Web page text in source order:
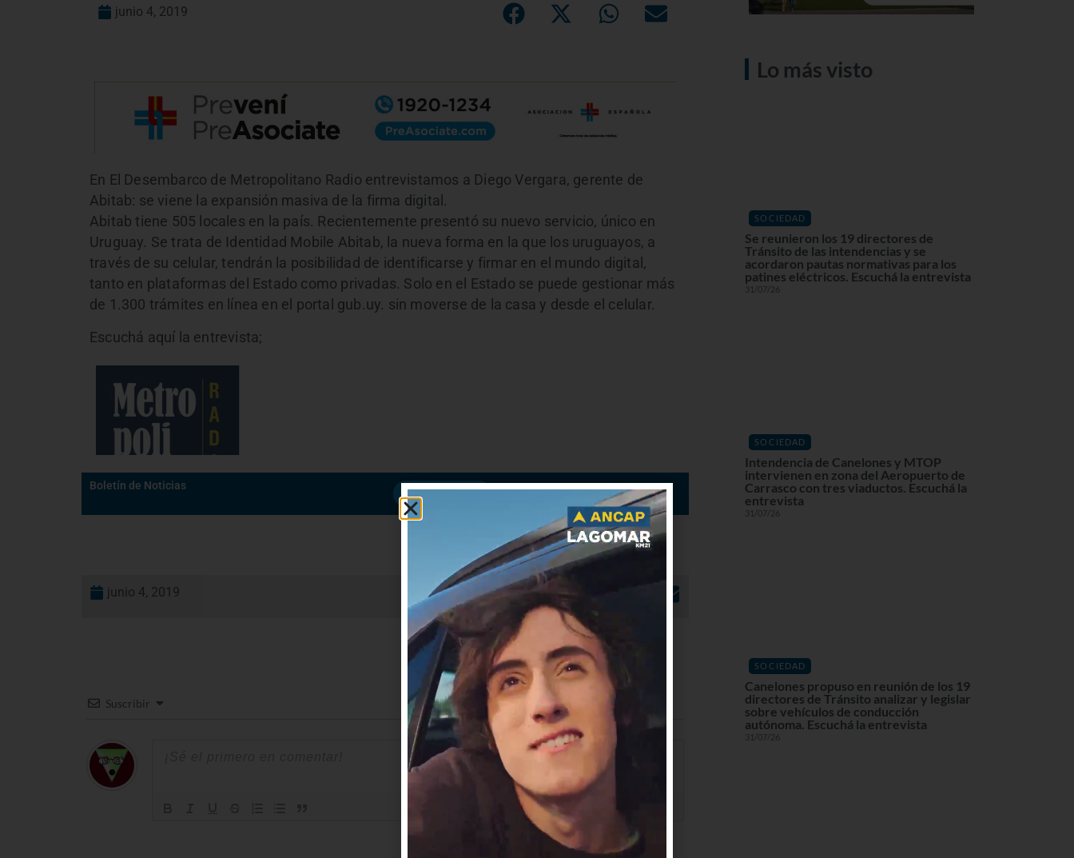
junio 4, 2019
En El Desembarco de Metropolitano Radio entrevistamos a Diego Vergara, gerente de
Abitab: se viene la expansión masiva de la firma digital.
Abitab tiene 505 locales en la país. Recientemente presentó su nuevo servicio, único en
Uruguay. Se trata de Identidad Mobile Abitab, la nueva forma en la que los uruguayos, a
través de su celular, tendrán la posibilidad de identificarse y firmar en el mundo digital,
tanto en plataformas del Estado como privadas. Solo en el Estado se puede gestionar más
de 1.300 trámites en línea en el portal gub.uy. sin moverse de la casa y desde el celular.
Escuchá aquí la entrevista;
Boletín de Noticias
Suscribirme
junio 4, 2019
Suscribir
Lo más visto
SOCIEDAD
Se reunieron los 19 directores de
Tránsito de las intendencias y se
acordaron pautas normativas para los
patines eléctricos. Escuchá la entrevista
31/07/26
SOCIEDAD
Intendencia de Canelones y MTOP
intervienen en zona del Aeropuerto de
Carrasco con tres viaductos. Escuchá la
entrevista
31/07/26
SOCIEDAD
Canelones propuso en reunión de los 19
directores de Tránsito analizar y legislar
sobre vehículos de conducción
autónoma. Escuchá la entrevista
31/07/26